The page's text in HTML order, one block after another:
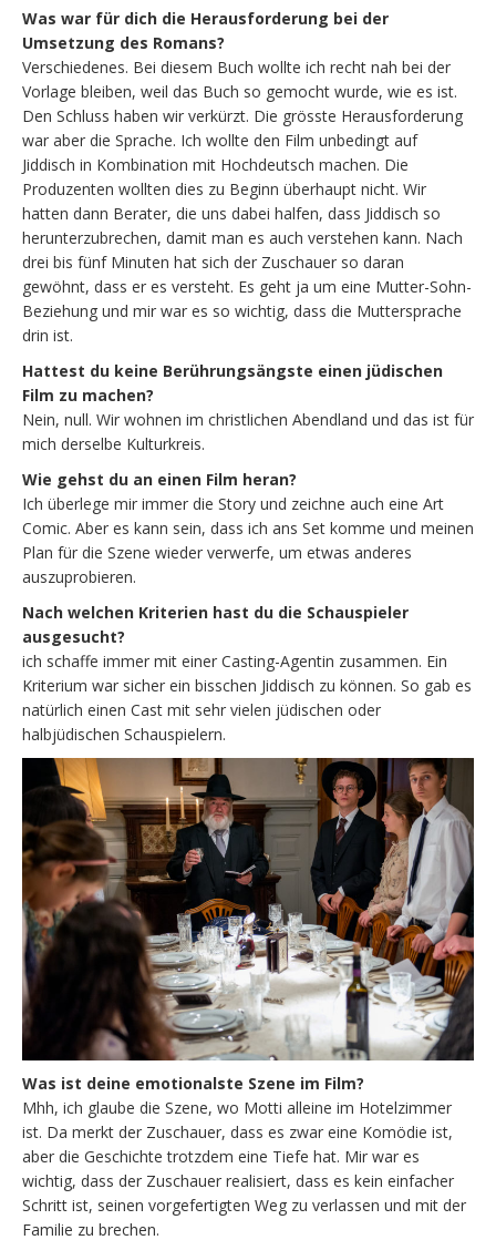
Was war für dich die Herausforderung bei der
Umsetzung des Romans?
Verschiedenes. Bei diesem Buch wollte ich recht nah bei der
Vorlage bleiben, weil das Buch so gemocht wurde, wie es ist.
Den Schluss haben wir verkürzt. Die grösste Herausforderung
war aber die Sprache. Ich wollte den Film unbedingt auf
Jiddisch in Kombination mit Hochdeutsch machen. Die
Produzenten wollten dies zu Beginn überhaupt nicht. Wir
hatten dann Berater, die uns dabei halfen, dass Jiddisch so
herunterzubrechen, damit man es auch verstehen kann. Nach
drei bis fünf Minuten hat sich der Zuschauer so daran
gewöhnt, dass er es versteht. Es geht ja um eine Mutter-Sohn-
Beziehung und mir war es so wichtig, dass die Muttersprache
drin ist.
Hattest du keine Berührungsängste einen jüdischen
Film zu machen?
Nein, null. Wir wohnen im christlichen Abendland und das ist für
mich derselbe Kulturkreis.
Wie gehst du an einen Film heran?
Ich überlege mir immer die Story und zeichne auch eine Art
Comic. Aber es kann sein, dass ich ans Set komme und meinen
Plan für die Szene wieder verwerfe, um etwas anderes
auszuprobieren.
Nach welchen Kriterien hast du die Schauspieler
ausgesucht?
ich schaffe immer mit einer Casting-Agentin zusammen. Ein
Kriterium war sicher ein bisschen Jiddisch zu können. So gab es
natürlich einen Cast mit sehr vielen jüdischen oder
halbjüdischen Schauspielern.
Was ist deine emotionalste Szene im Film?
Mhh, ich glaube die Szene, wo Motti alleine im Hotelzimmer
ist. Da merkt der Zuschauer, dass es zwar eine Komödie ist,
aber die Geschichte trotzdem eine Tiefe hat. Mir war es
wichtig, dass der Zuschauer realisiert, dass es kein einfacher
Schritt ist, seinen vorgefertigten Weg zu verlassen und mit der
Familie zu brechen.